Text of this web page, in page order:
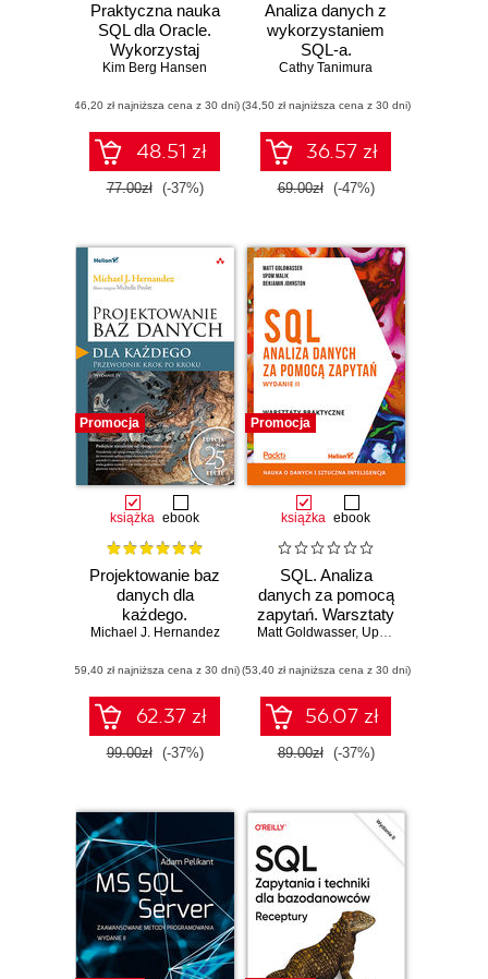
Praktyczna nauka
SQL dla Oracle.
Wykorzystaj
ogromne
danych Oracle
Kim Berg Hansen
(46,20 zł najniższa cena z 30 dni)
48.51 zł
77.00zł (-37%)
Analiza danych z
wykorzystaniem
SQL-a.
Zaawansowane
przekształcania
danych we wnioski
Cathy Tanimura
(34,50 zł najniższa cena z 30 dni)
36.57 zł
69.00zł (-47%)
Promocja
książka ebook
Projektowanie baz
danych dla
każdego.
Przewodnik krok
IV
Michael J. Hernandez
(59,40 zł najniższa cena z 30 dni)
62.37 zł
99.00zł (-37%)
Promocja
książka ebook
SQL. Analiza
danych za pomocą
zapytań. Warsztaty
praktyczne.
Matt Goldwasser, Upom Malik
(53,40 zł najniższa cena z 30 dni)
56.07 zł
89.00zł (-37%)